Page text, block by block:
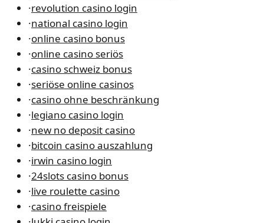
·revolution casino login
·national casino login
·online casino bonus
·online casino seriös
·casino schweiz bonus
·seriöse online casinos
·casino ohne beschränkung
·legiano casino login
·new no deposit casino
·bitcoin casino auszahlung
·irwin casino login
·24slots casino bonus
·live roulette casino
·casino freispiele